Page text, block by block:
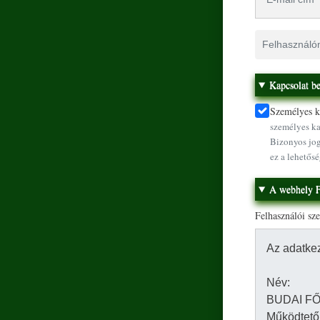
Kapcsolat
Személyes
személyes
Bizonyos
ez a
A webhely
Felhasználói